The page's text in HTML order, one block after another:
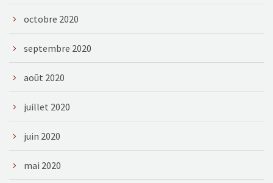
octobre 2020
septembre 2020
août 2020
juillet 2020
juin 2020
mai 2020